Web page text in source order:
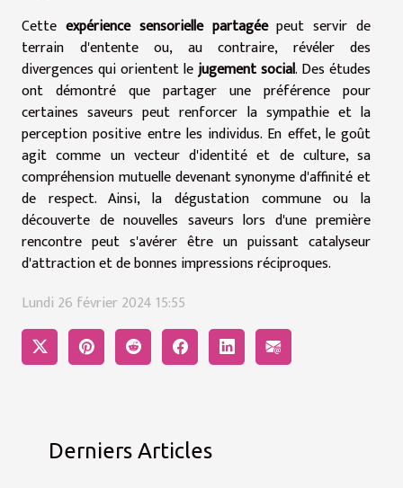
Cette expérience sensorielle partagéepeut servir de
terrain d'entente ou, au contraire, révéler des
divergences qui orientent lejugement social. Des études
ont démontré que partager une préférence pour
certaines saveurs peut renforcer la sympathie et la
perception positive entre les individus. En effet, le goût
agit comme un vecteur d'identité et de culture, sa
compréhension mutuelle devenant synonyme d'affinité et
de respect. Ainsi, la dégustation commune ou la
découverte de nouvelles saveurs lors d'une première
rencontre peut s'avérer être un puissant catalyseur
d'attraction et de bonnes impressions réciproques.
Lundi 26 février 2024 15:55
Derniers Articles